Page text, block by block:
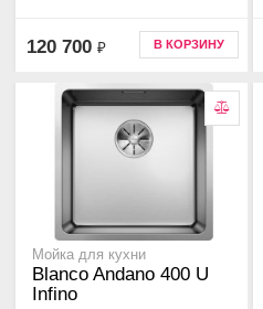
120 700 ₽ В КОРЗИНУ
Мойка для кухни
Blanco Andano 400 U
Infino